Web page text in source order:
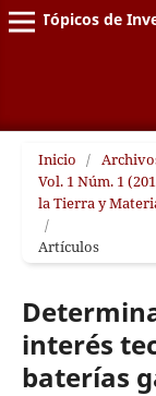
Tópicos de
Inicio /
Vol. 1 Núm. 1
la Tierra y
/
Artículos
interés
baterías